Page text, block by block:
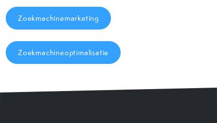
Zoekmachinemarketing
Zoekmachineoptimalisatie